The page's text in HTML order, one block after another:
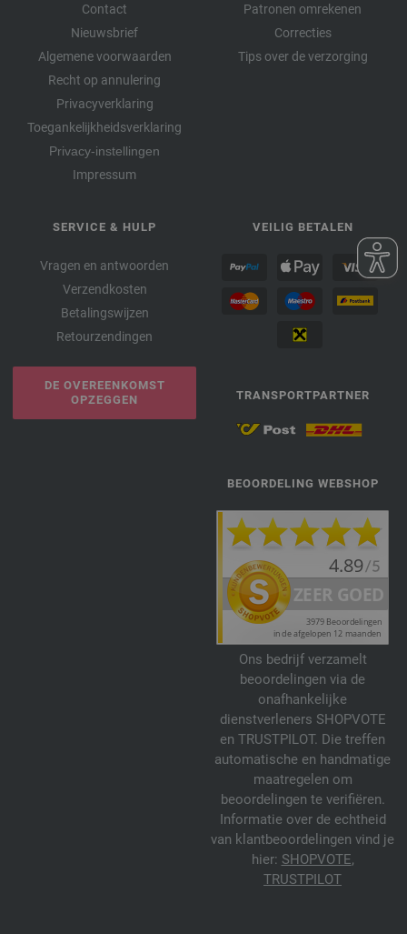
Contact
Nieuwsbrief
Algemene voorwaarden
Recht op annulering
Privacyverklaring
Toegankelijkheidsverklaring
Privacy-instellingen
Impressum
Patronen omrekenen
Correcties
Tips over de verzorging
SERVICE & HULP
Vragen en antwoorden
Verzendkosten
Betalingswijzen
Retourzendingen
DE OVEREENKOMST
OPZEGGEN
VEILIG BETALEN
TRANSPORTPARTNER
BEOORDELING WEBSHOP
Ons bedrijf verzamelt
beoordelingen via de
onafhankelijke
dienstverleners SHOPVOTE
en TRUSTPILOT. Die treffen
automatische en handmatige
maatregelen om
beoordelingen te verifiëren.
Informatie over de echtheid
van klantbeoordelingen vind je
hier: SHOPVOTE,
TRUSTPILOT